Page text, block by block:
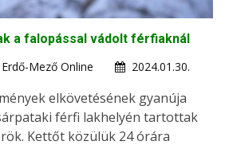
a falopással vádolt férfiaknál
Mező Online
2024.01.30.
elkövetésének gyanúja
férfi lakhelyén tartottak
Kettőt közülük 24 órára